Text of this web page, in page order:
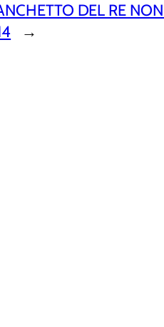
DEL RE
→